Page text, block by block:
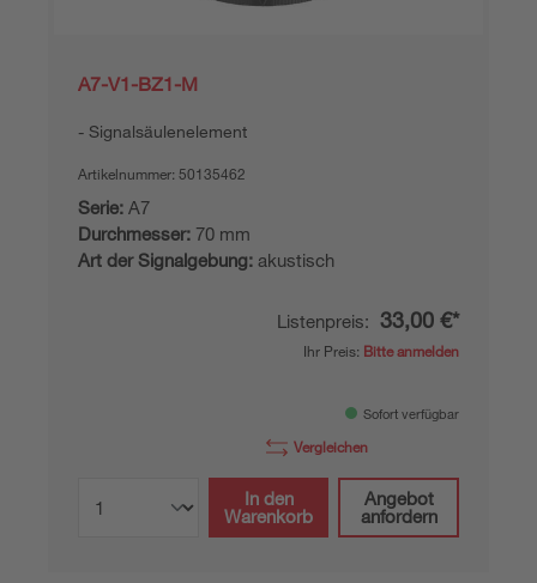
A7-V1-BZ1-M
Signalsäulenelement
Artikelnummer: 50135462
Serie: A7
Durchmesser: 70 mm
Art der Signalgebung: akustisch
Listenpreis: 33,00 €*
Ihr Preis: Bitte anmelden
Sofort verfügbar
Vergleichen
In den
Warenkorb
Angebot
anfordern